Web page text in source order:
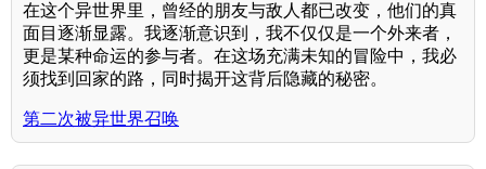
在这个异世界里，曾经的朋友与敌人都已改变，他们的真
面目逐渐显露。我逐渐意识到，我不仅仅是一个外来者，
更是某种命运的参与者。在这场充满未知的冒险中，我必
须找到回家的路，同时揭开这背后隐藏的秘密。
第二次被异世界召唤